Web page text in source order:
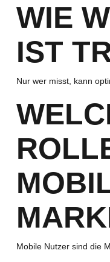
WIE
IST
Nur wer misst, kann
Mobile Nutzer sind die